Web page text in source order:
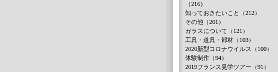
（216）
知っておきたいこと（212）
その他（201）
ガラスについて（121）
工具・道具・部材（103）
2020新型コロナウイルス（100）
体験制作（94）
2019フランス見学ツアー（91）